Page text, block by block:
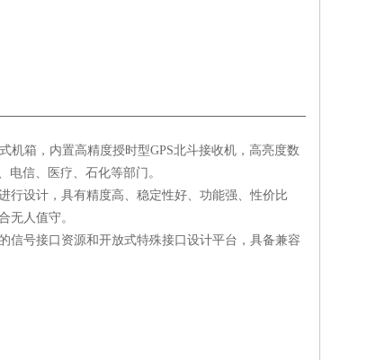
机箱，内置高精度授时型GPS北斗接收机，高亮度数
电信、医疗、石化等部门。
行设计，具有精度高、稳定性好、功能强、性价比
无人值守。
信号接口资源和开放式特殊接口设计平台，具备兼容